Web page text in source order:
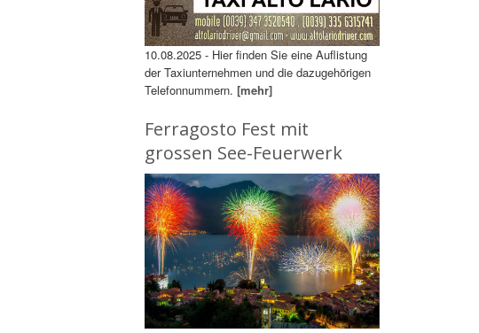
10.08.2025 - Hier finden Sie eine Auflistung
der Taxiunternehmen und die dazugehörigen
Telefonnummern. [mehr]
Ferragosto Fest mit
grossen See-Feuerwerk